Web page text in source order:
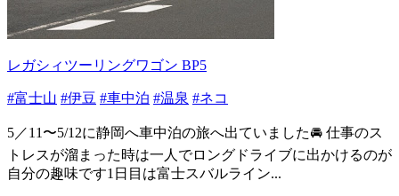
レガシィツーリングワゴン BP5
#富士山 #伊豆 #車中泊 #温泉 #ネコ
5／11〜5/12に静岡へ車中泊の旅へ出ていました🚘 仕事のス
トレスが溜まった時は一人でロングドライブに出かけるのが
自分の趣味です1日目は富士スバルライン...